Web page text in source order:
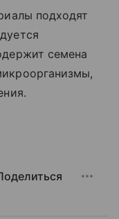
подходят
семена